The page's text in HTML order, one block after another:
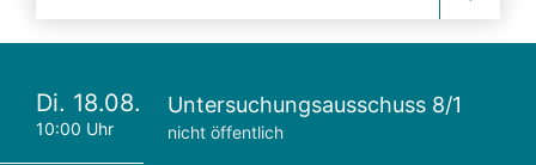
Di. 18.08.
10:00 Uhr
Untersuchungsausschuss 8/1
nicht öffentlich